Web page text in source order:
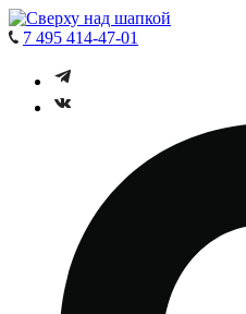
7 495 414-47-01